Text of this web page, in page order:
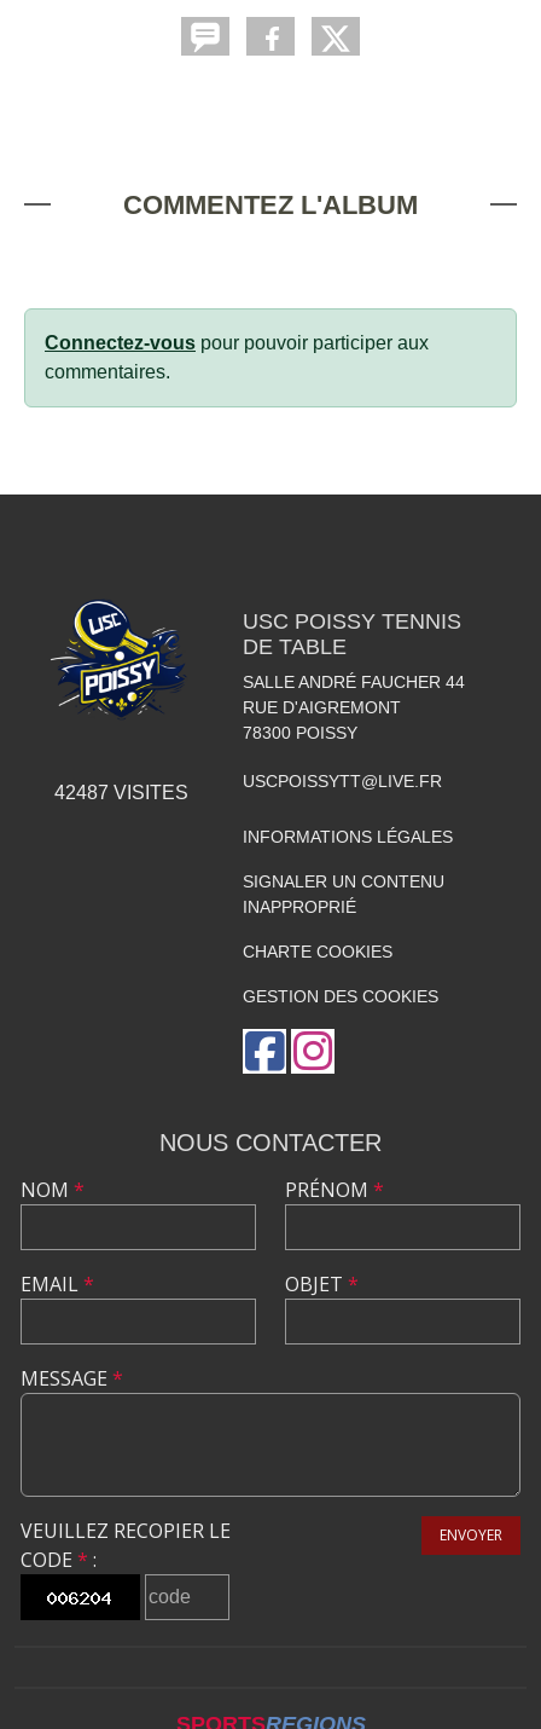
COMMENTEZ L'ALBUM
Connectez-vous pour pouvoir participer aux
commentaires.
42487 VISITES
USC POISSY TENNIS
DE TABLE
SALLE ANDRÉ FAUCHER 44
RUE D'AIGREMONT
78300 POISSY
USCPOISSYTT@LIVE.FR
INFORMATIONS LÉGALES
SIGNALER UN CONTENU
INAPPROPRIÉ
CHARTE COOKIES
GESTION DES COOKIES
NOUS CONTACTER
NOM *
EMAIL*
PRÉNOM *
OBJET *
MESSAGE *
VEUILLEZ RECOPIER LE
CODE * :
ENVOYER